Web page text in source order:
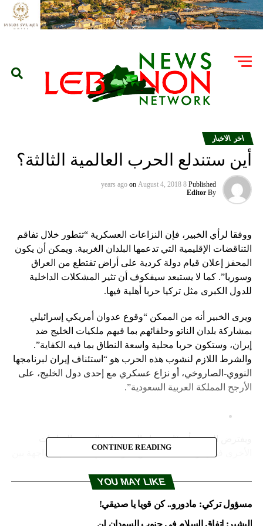
اخر الاخبار
أين ستندلع الحرب العالمية الثالثة؟
Published
8 years ago
on August 4, 2018
By
Editor
ووفقا لرأي الخبير، فإن النزاعات العسكرية “تتطور خلال تفاقم
التناقضات الإقليمية التي تدعمها البلدان الغربية. ويمكن أن يكون
المحفز إعلان قيام دولة كردية على أراض تقتطع من العراق
وسوريا”. كما لا يستبعد سيفكوف أن تثير المشكلات الداخلية
للدول الكبرى مثل تركيا حربا أهلية فيها.
ويرى الخبير أنه من الممكن “وقوع عدوان أمريكي إسرائيلي
بمشاركة بلدان الناتو وحلفائهم بما فيهم ملكيات الخليج ضد
إيران، وستكون حربا محلية واسعة النطاق بما فيه الكفاية”.
والشرط اللازم لنشوب هذه الحرب هو “استئناف إيران لبرنامجها
النووي-الصاروخي، أو نزاع عسكري مع إحدى دول الخليج، على
الأرجح المملكة العربية السعودية”.
ويفترض الخبير بأن “استمرار الحرب في اليمن والنزاعات
الأخرى في إفريقيا على أساس جيوسياسي، سيسبب مواجهة بين
من الجانب الآخر للسيطرة على المنطقة”.
كما يتوقف الخبير على الوضع في أفغانستان التي يمكن أن تنجر
لها الصين، و”إعادة تقسيم مناطق النفوذ” في إفريقيا وسعي عدد
CONTINUE READING
YOU MAY LIKE
مسؤول تركي: مادورو.. كن قويا يا صديقي!
البشير: اتفاق السلام في جنوب السودان لن